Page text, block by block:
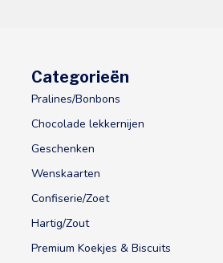
Categorieën
Pralines/Bonbons
Chocolade lekkernijen
Geschenken
Wenskaarten
Confiserie/Zoet
Hartig/Zout
Premium Koekjes & Biscuits